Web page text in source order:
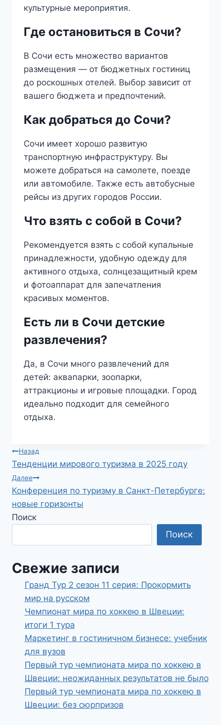
культурные мероприятия.
Где остановиться в Сочи?
В Сочи есть множество вариантов
размещения — от бюджетных гостиниц
до роскошных отелей. Выбор зависит от
вашего бюджета и предпочтений.
Как добраться до Сочи?
Сочи имеет хорошо развитую
транспортную инфраструктуру. Вы
можете добраться на самолете, поезде
или автомобиле. Также есть автобусные
рейсы из других городов России.
Что взять с собой в Сочи?
Рекомендуется взять с собой купальные
принадлежности, удобную одежду для
активного отдыха, солнцезащитный крем
и фотоаппарат для запечатления
красивых моментов.
Есть ли в Сочи детские
развлечения?
Да, в Сочи много развлечений для
детей: аквапарки, зоопарки,
аттракционы и игровые площадки. Город
идеально подходит для семейного
отдыха.
Навигация
по
записям
Назад
Тенденции мирового туризма в 2025 году
Далее
Конференция по туризму в Санкт-Петербурге:
новые горизонты
Поиск
Поиск
Свежие записи
Гранд Тур 2 сезон 11 серия: Прокормить
мир на русском
Чемпионат мира по хоккею в Швеции:
итоги 1 тура
Маркетинг в гостиничном бизнесе: учебник
для вузов
Первый тур чемпионата мира по хоккею в
Швеции: неожиданных результатов не было
Первый тур чемпионата мира по хоккею в
Швеции: без сюрпризов